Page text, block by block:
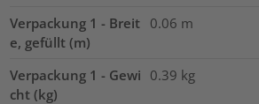
Verpackung 1 - Breit
e, gefüllt (m)
0.06 m
Verpackung 1 - Gewi
cht (kg)
0.39 kg